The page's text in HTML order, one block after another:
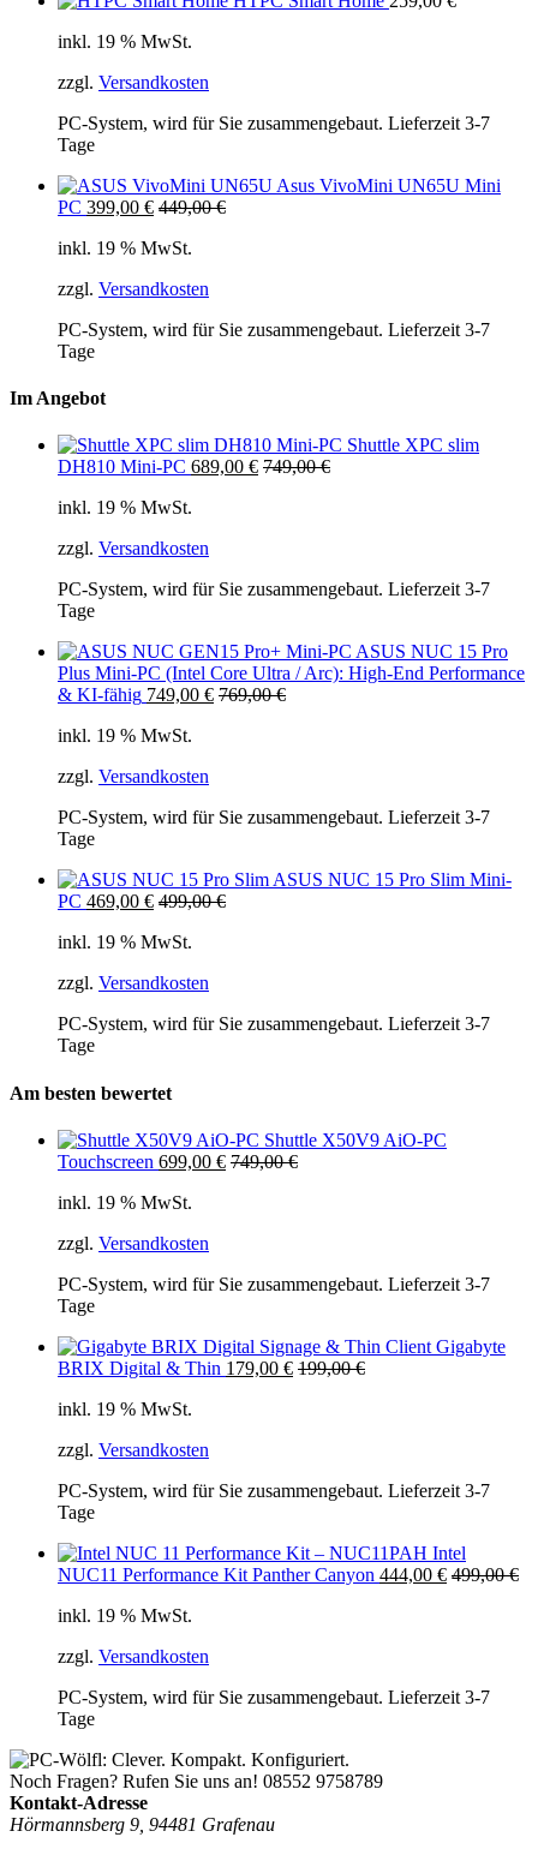
inkl. 19 % MwSt.
zzgl. Versandkosten
PC-System, wird für Sie zusammengebaut. Lieferzeit 3-7
Tage
Asus VivoMini UN65U Mini
PC 399,00 € 449,00€
inkl. 19 % MwSt.
zzgl. Versandkosten
PC-System, wird für Sie zusammengebaut. Lieferzeit 3-7
Tage
Im Angebot
Shuttle XPC slim
DH810 Mini-PC 689,00 € 749,00€
inkl. 19 % MwSt.
zzgl. Versandkosten
PC-System, wird für Sie zusammengebaut. Lieferzeit 3-7
Tage
ASUS NUC 15 Pro
Plus Mini-PC (Intel Core Ultra / Arc): High-End Performance
& KI-fähig 749,00 € 769,00€
inkl. 19 % MwSt.
zzgl. Versandkosten
PC-System, wird für Sie zusammengebaut. Lieferzeit 3-7
Tage
ASUS NUC 15 Pro Slim Mini-
PC 469,00 € 499,00€
inkl. 19 % MwSt.
zzgl. Versandkosten
PC-System, wird für Sie zusammengebaut. Lieferzeit 3-7
Tage
Am besten bewertet
Shuttle X50V9 AiO-PC
Touchscreen 699,00 € 749,00€
inkl. 19 % MwSt.
zzgl. Versandkosten
PC-System, wird für Sie zusammengebaut. Lieferzeit 3-7
Tage
Gigabyte
BRIX Digital & Thin 179,00 € 199,00€
inkl. 19 % MwSt.
zzgl. Versandkosten
PC-System, wird für Sie zusammengebaut. Lieferzeit 3-7
Tage
Intel
NUC11 Performance Kit Panther Canyon 444,00 € 499,00€
inkl. 19 % MwSt.
zzgl. Versandkosten
PC-System, wird für Sie zusammengebaut. Lieferzeit 3-7
Tage
Noch Fragen? Rufen Sie uns an! 08552 9758789
Kontakt-Adresse
Hörmannsberg 9, 94481 Grafenau